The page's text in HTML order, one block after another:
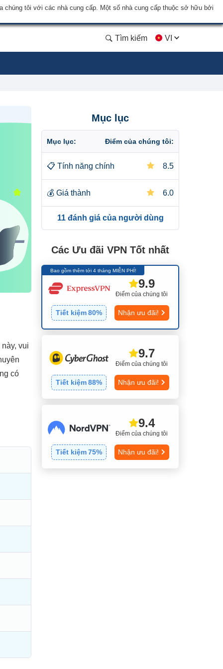
chúng tôi với các nhà cung cấp. Một số nhà cung cấp thuộc sở hữu bởi
Tìm kiếm VI
vui
có
Mục lục
Mục lục: Điểm của chúng tôi:
📋 Tính năng chính 8.5
💰 Giá thành 6.0
11 đánh giá của người dùng
Các Ưu đãi VPN Tốt nhất
Bao gồm thêm tới 4 tháng MIỄN PHÍ!
Điểm của chúng tôi
9.9
Tiết kiệm80% Nhận ưu đãi!
Điểm của chúng tôi
9.7
Tiết kiệm88% Nhận ưu đãi!
Điểm của chúng tôi
9.4
Tiết kiệm75% Nhận ưu đãi!